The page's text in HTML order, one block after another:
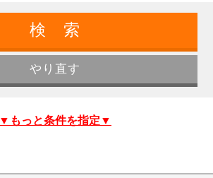
▼もっと条件を指定▼